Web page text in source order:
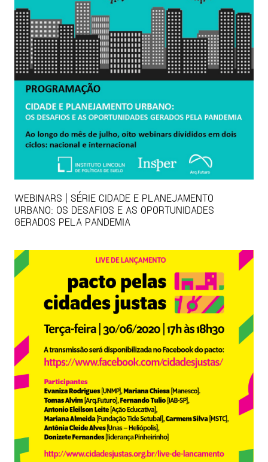
WEBINARS | SÉRIE CIDADE E PLANEJAMENTO
URBANO: OS DESAFIOS E AS OPORTUNIDADES
GERADOS PELA PANDEMIA